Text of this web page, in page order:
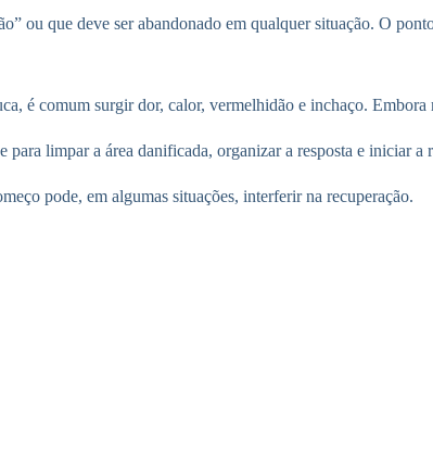
ou que deve ser abandonado em qualquer situação. O
é comum surgir dor, calor, vermelhidão e inchaço.
para limpar a área danificada, organizar a resposta e iniciar a
pode, em algumas situações, interferir na recuperação.